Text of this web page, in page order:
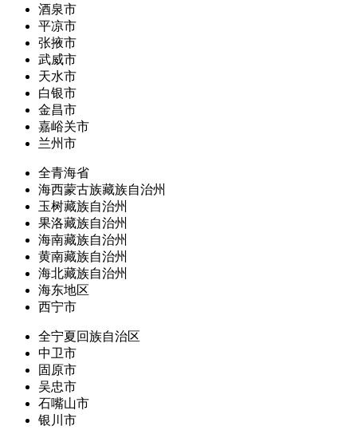
酒泉市
平凉市
张掖市
武威市
天水市
白银市
金昌市
嘉峪关市
兰州市
全青海省
海西蒙古族藏族自治州
玉树藏族自治州
果洛藏族自治州
海南藏族自治州
黄南藏族自治州
海北藏族自治州
海东地区
西宁市
全宁夏回族自治区
中卫市
固原市
吴忠市
石嘴山市
银川市